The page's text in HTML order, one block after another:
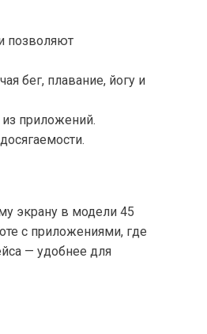
позволяют
бег, плавание, йогу и
приложений.
экрану в модели 45
с приложениями, где
— удобнее для